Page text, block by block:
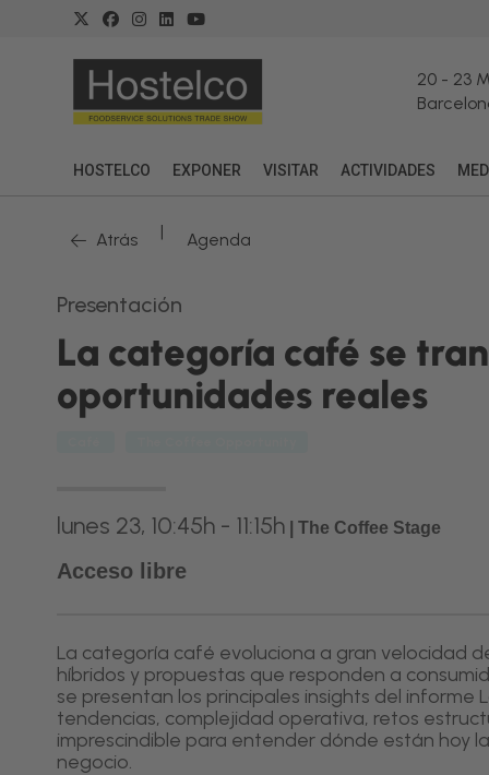
20- 23
HOSTELCO EXPONER VISITAR ACTIVIDADES
Atrás | Agenda
Presentación
La categoría café se
oportunidades reales
lunes 23, 10:45h - 11:15h The Coffee Stage
Acceso libre
La categoría café evoluciona a gran velocidad
híbridos y propuestas que responden a
se presentan los principales insights del
tendencias, complejidad operativa, retos
imprescindible para entender dónde están hoy
negocio.